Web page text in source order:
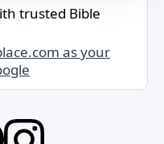
trusted Bible
as your